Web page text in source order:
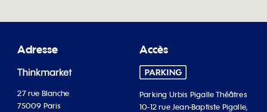
Adresse
27 rue Blanche
75009 Paris
Accès
Parking Urbis Pigalle Théâtres
10-12 rue Jean-Baptiste Pigalle,